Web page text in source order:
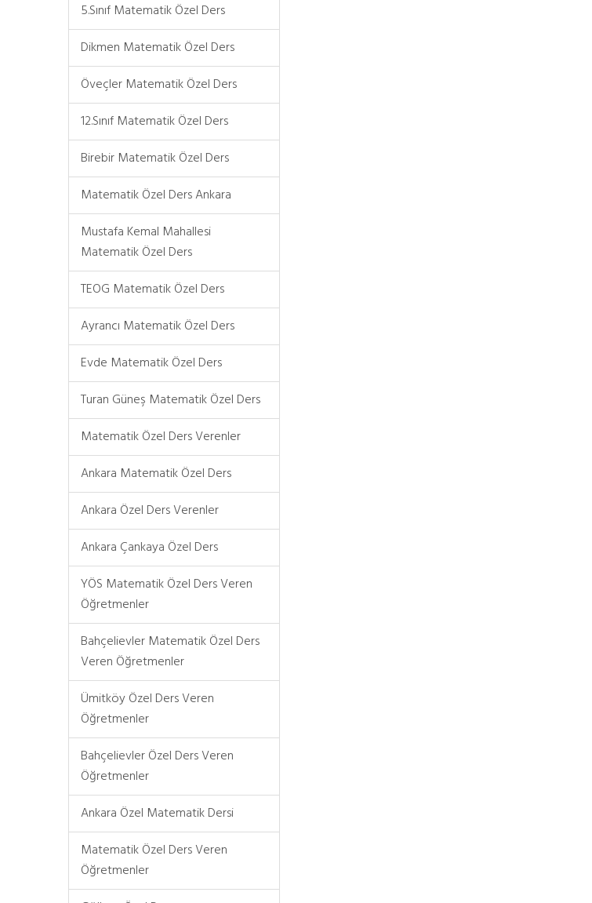
5.Sınıf Matematik Özel Ders
Dikmen Matematik Özel Ders
Öveçler Matematik Özel Ders
12.Sınıf Matematik Özel Ders
Birebir Matematik Özel Ders
Matematik Özel Ders Ankara
Mustafa Kemal Mahallesi
Matematik Özel Ders
TEOG Matematik Özel Ders
Ayrancı Matematik Özel Ders
Evde Matematik Özel Ders
Turan Güneş Matematik Özel Ders
Matematik Özel Ders Verenler
Ankara Matematik Özel Ders
Ankara Özel Ders Verenler
Ankara Çankaya Özel Ders
YÖS Matematik Özel Ders Veren
Öğretmenler
Bahçelievler Matematik Özel Ders
Veren Öğretmenler
Ümitköy Özel Ders Veren
Öğretmenler
Bahçelievler Özel Ders Veren
Öğretmenler
Ankara Özel Matematik Dersi
Matematik Özel Ders Veren
Öğretmenler